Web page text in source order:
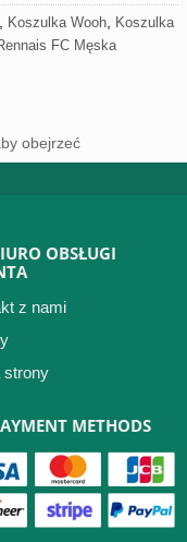
, Koszulka Wooh, Koszulka
FC Męska
obejrzeć
OBSŁUGI
z nami
strony
METHODS